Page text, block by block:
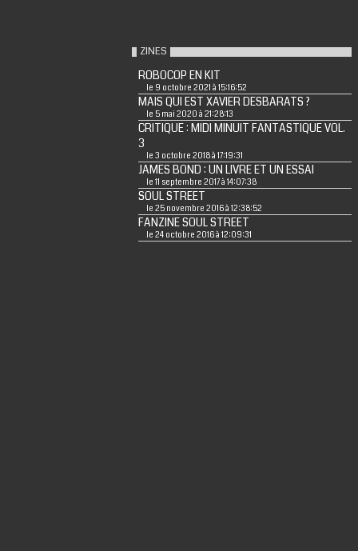
ZINES
ROBOCOP EN KIT
le 9 octobre 2021 à 15:16:52
MAIS QUI EST XAVIER DESBARATS ?
le 5 mai 2020 à 21:28:13
CRITIQUE : MIDI MINUIT FANTASTIQUE VOL.
3
le 3 octobre 2018 à 17:19:31
JAMES BOND : UN LIVRE ET UN ESSAI
le 11 septembre 2017 à 14:07:38
SOUL STREET
le 25 novembre 2016 à 12:38:52
FANZINE SOUL STREET
le 24 octobre 2016 à 12:09:31